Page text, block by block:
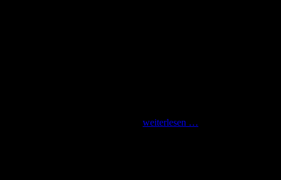
weiterlesen …